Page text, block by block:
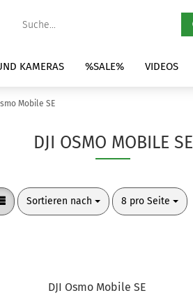
KAMERAS %SALE% VIDEOS
Mobile SE
DJI OSMO MOBILE SE
Sortieren nach
Sortieren nach 8 pro Seite
pro Seite
DJI Osmo Mobile SE